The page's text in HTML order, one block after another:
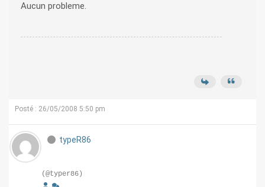
Aucun probleme.
Posté : 26/05/2008 5:50 pm
typeR86
(@typer86)